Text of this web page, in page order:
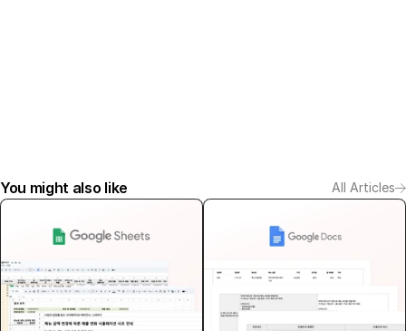
You might also like All Articles